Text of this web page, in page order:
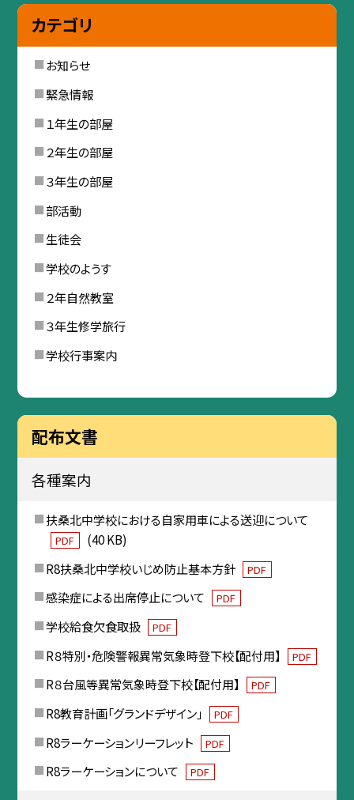
カテゴリ
お知らせ
緊急情報
１年生の部屋
２年生の部屋
３年生の部屋
部活動
生徒会
学校のようす
２年自然教室
３年生修学旅行
学校行事案内
配布文書
各種案内
扶桑北中学校における自家用車による送迎について
PDF
(40 KB)
R8扶桑北中学校いじめ防止基本方針
PDF
感染症による出席停止について PDF
学校給食欠食取扱 PDF
R８特別・危険警報異常気象時登下校【配付用】 PDF
R８台風等異常気象時登下校【配付用】 PDF
R8教育計画「グランドデザイン」 PDF
R8ラーケーションリーフレット PDF
R8ラーケーションについて PDF